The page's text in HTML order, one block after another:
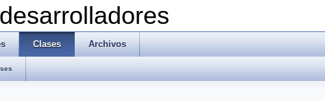
Clases Archivos